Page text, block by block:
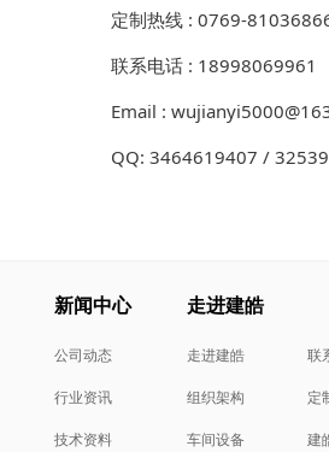
定制热线 : 0769-
联系电话 : 18998069961
Email :
QQ: 3464619407 /
新闻中心
公司动态
行业资讯
技术资料
走进建皓
走进建皓 联
组织架构 定
车间设备 建